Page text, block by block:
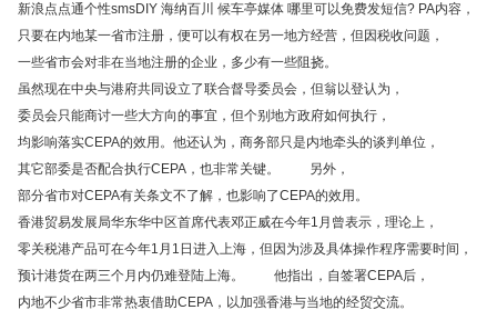
新浪点点通个性smsDIY 海纳百川 候车亭媒体 哪里可以免费发短信? PA内容，
只要在内地某一省市注册，便可以有权在另一地方经营，但因税收问题，
一些省市会对非在当地注册的企业，多少有一些阻挠。
虽然现在中央与港府共同设立了联合督导委员会，但翁以登认为，
委员会只能商讨一些大方向的事宜，但个别地方政府如何执行，
均影响落实CEPA的效用。他还认为，商务部只是内地牵头的谈判单位，
其它部委是否配合执行CEPA，也非常关键。 另外，
部分省市对CEPA有关条文不了解，也影响了CEPA的效用。
香港贸易发展局华东华中区首席代表邓正威在今年1月曾表示，理论上，
零关税港产品可在今年1月1日进入上海，但因为涉及具体操作程序需要时间，
预计港货在两三个月内仍难登陆上海。 他指出，自签署CEPA后，
内地不少省市非常热衷借助CEPA，以加强香港与当地的经贸交流。